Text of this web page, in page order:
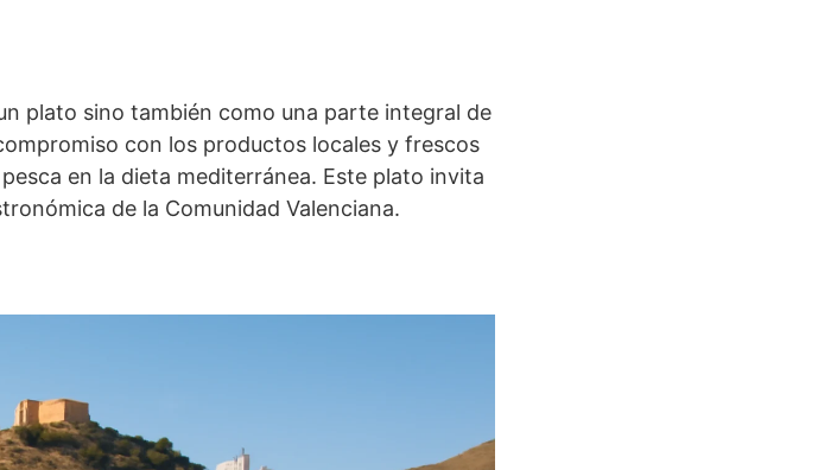
plato sino también como una parte integral de
con los productos locales y frescos
en la dieta mediterránea. Este plato invita
de la Comunidad Valenciana.